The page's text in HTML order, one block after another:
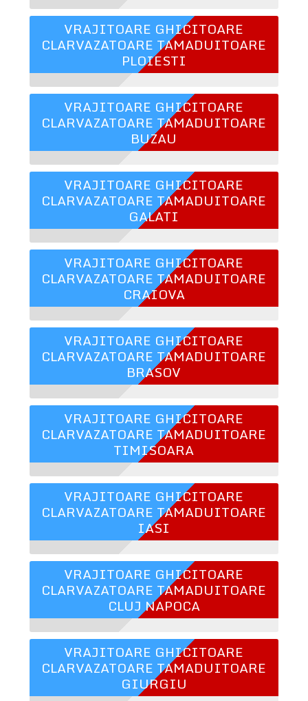
VRAJITOARE GHICITOARE
CLARVAZATOARE TAMADUITOARE
PLOIESTI
VRAJITOARE GHICITOARE
CLARVAZATOARE TAMADUITOARE
BUZAU
VRAJITOARE GHICITOARE
CLARVAZATOARE TAMADUITOARE
GALATI
VRAJITOARE GHICITOARE
CLARVAZATOARE TAMADUITOARE
CRAIOVA
VRAJITOARE GHICITOARE
CLARVAZATOARE TAMADUITOARE
BRASOV
VRAJITOARE GHICITOARE
CLARVAZATOARE TAMADUITOARE
TIMISOARA
VRAJITOARE GHICITOARE
CLARVAZATOARE TAMADUITOARE
IASI
VRAJITOARE GHICITOARE
CLARVAZATOARE TAMADUITOARE
CLUJ NAPOCA
VRAJITOARE GHICITOARE
CLARVAZATOARE TAMADUITOARE
GIURGIU